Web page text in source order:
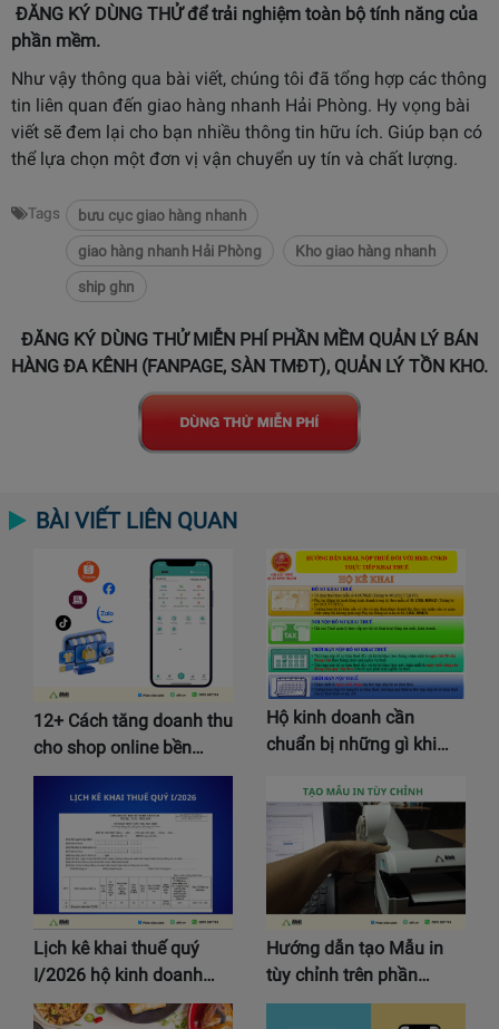
ĐĂNG KÝ DÙNG THỬđể trải nghiệm toàn bộ tính năng của
phần mềm.
Như vậy thông qua bài viết, chúng tôi đã tổng hợp các thông
tin liên quan đến giao hàng nhanh Hải Phòng. Hy vọng bài
viết sẽ đem lại cho bạn nhiều thông tin hữu ích. Giúp bạn có
thể lựa chọn một đơn vị vận chuyển uy tín và chất lượng.
Tags
bưu cục giao hàng nhanh
giao hàng nhanh Hải Phòng
Kho giao hàng nhanh
ship ghn
ĐĂNG KÝ DÙNG THỬ MIỄN PHÍ PHẦN MỀM QUẢN LÝ BÁN
HÀNG ĐA KÊNH (FANPAGE, SÀN TMĐT), QUẢN LÝ TỒN KHO.
BÀI VIẾT LIÊN QUAN
12+ Cách tăng doanh thu
cho shop online bền…
Hộ kinh doanh cần
chuẩn bị những gì khi…
Lịch kê khai thuế quý
I/2026 hộ kinh doanh…
Hướng dẫn tạo Mẫu in
tùy chỉnh trên phần…